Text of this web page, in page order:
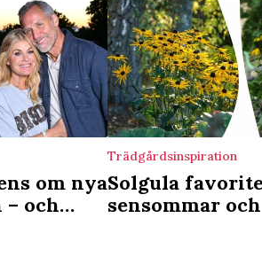
om nya
och
Trädgårdsinspiration
Solgula
sensommar